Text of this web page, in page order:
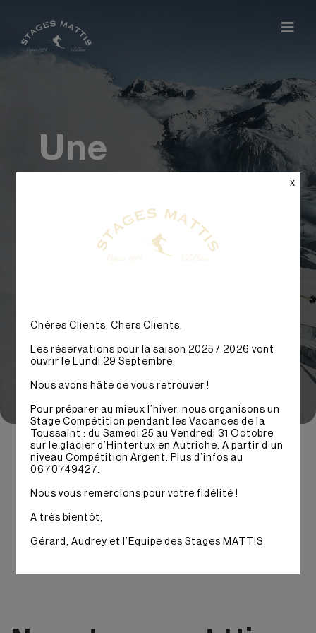
Une
de ski unique
Vous êtes
Type de stage
Saison
x
Chères Clients, Chers Clients,
Les réservations pour la saison 2025 / 2026 vont
ouvrir le Lundi 29 Septembre.
Nous avons hâte de vous retrouver !
Pour préparer au mieux l’hiver, nous organisons un
Stage Compétition pendant les Vacances de la
Toussaint : du Samedi 25 au Vendredi 31 Octobre
sur le glacier d’Hintertux en Autriche. A partir d’un
niveau Compétition Argent. Plus d’infos au
0670749427.
Nous vous remercions pour votre fidélité !
A très bientôt,
Gérard, Audrey et l’Equipe des Stages MATTIS